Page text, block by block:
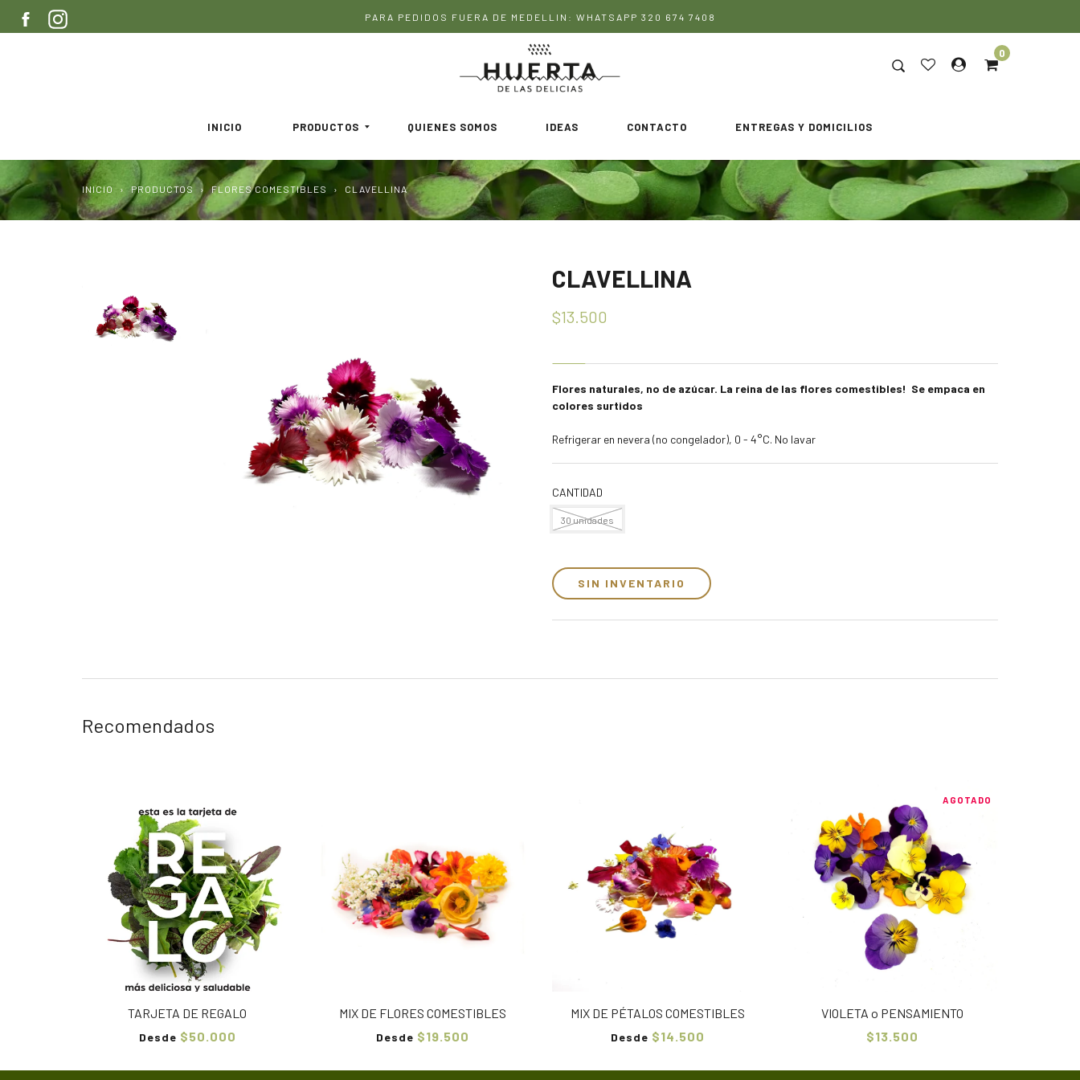
directamente
FACEBOOKINSTAGRAM PARA PEDIDOS FUERA DE MEDELLIN: WHATSAPP 320 674 7408
0
INICIO PRODUCTOS QUIENES SOMOS IDEAS CONTACTO ENTREGAS Y DOMICILIOS
INICIO › PRODUCTOS › FLORES COMESTIBLES › CLAVELLINA
CLAVELLINA
$13.500
Flores naturales, no de azúcar. La reina de las flores comestibles! Se empaca en
colores surtidos
Refrigerar en nevera (no congelador), 0 - 4°C. No lavar
CANTIDAD
30 unidades
SIN INVENTARIO
Recomendados
TARJETA DE REGALO
Desde $50.000
MIX DE FLORES COMESTIBLES
Desde $19.500
MIX DE PÉTALOS COMESTIBLES
Desde $14.500
AGOTADO
VIOLETA o PENSAMIENTO
$13.500